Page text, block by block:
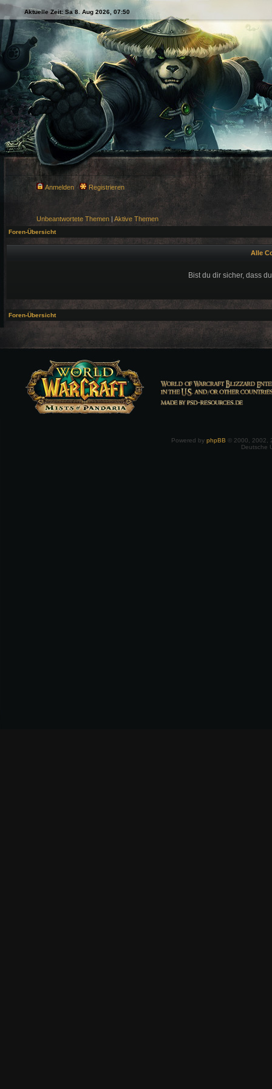
Aktuelle Zeit: Sa 8. Aug 2026, 07:50
Anmelden Registrieren
Unbeantwortete Themen | Aktive Themen
Foren-Übersicht
Alle
Bist du dir sicher, dass
Foren-Übersicht
Powered by phpBB © 2000, 2002,
Deutsche